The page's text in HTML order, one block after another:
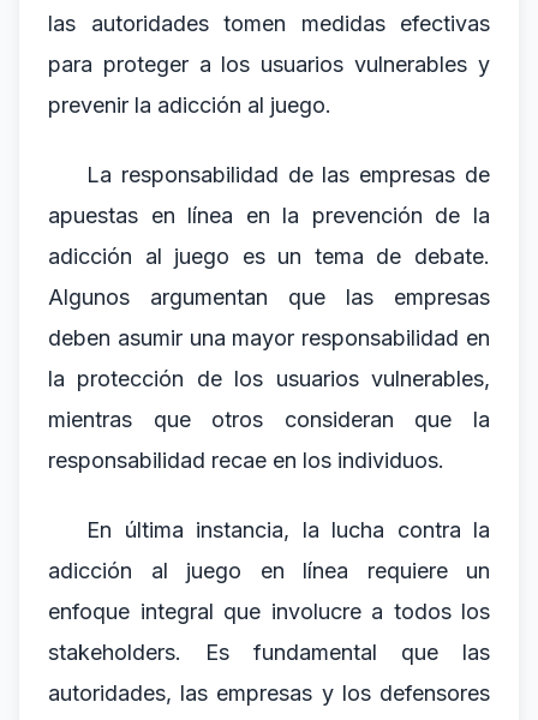
las autoridades tomen medidas efectivas
para proteger a los usuarios vulnerables y
prevenir la adicción al juego.
La responsabilidad de las empresas de
apuestas en línea en la prevención de la
adicción al juego es un tema de debate.
Algunos argumentan que las empresas
deben asumir una mayor responsabilidad en
la protección de los usuarios vulnerables,
mientras que otros consideran que la
responsabilidad recae en los individuos.
En última instancia, la lucha contra la
adicción al juego en línea requiere un
enfoque integral que involucre a todos los
stakeholders. Es fundamental que las
autoridades, las empresas y los defensores